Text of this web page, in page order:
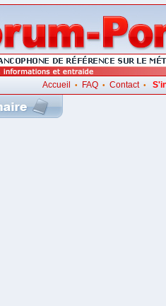
Accueil • FAQ •Contact•